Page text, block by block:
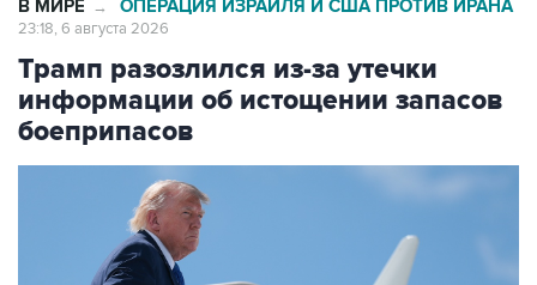
Трамп разозлился из-за утечки
информации об истощении запасов
боеприпасов